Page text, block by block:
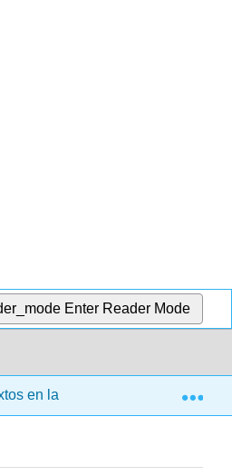
Enter Reader Mode
en la universidad (Mills)